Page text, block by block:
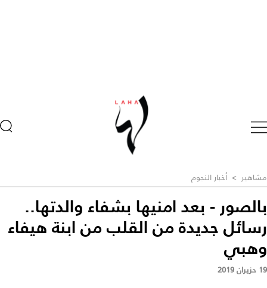
مشاهير > أخبار النجوم
بالصور - بعد امنيها بشفاء والدتها..
رسائل جديدة من القلب من ابنة هيفاء
وهبي
19 حزيران 2019